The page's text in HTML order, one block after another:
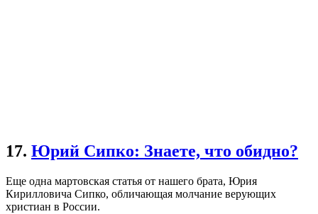
17. Юрий Сипко: Знаете, что обидно?
Еще одна мартовская статья от нашего брата, Юрия
Кирилловича Сипко, обличающая молчание верующих
христиан в России.